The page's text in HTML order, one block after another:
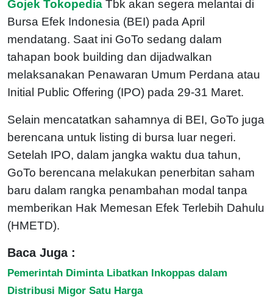
Gojek Tokopedia Tbk akan segera melantai di
Bursa Efek Indonesia (BEI) pada April
mendatang. Saat ini GoTo sedang dalam
tahapan book building dan dijadwalkan
melaksanakan Penawaran Umum Perdana atau
Initial Public Offering (IPO) pada 29-31 Maret.
Selain mencatatkan sahamnya di BEI, GoTo juga
berencana untuk listing di bursa luar negeri.
Setelah IPO, dalam jangka waktu dua tahun,
GoTo berencana melakukan penerbitan saham
baru dalam rangka penambahan modal tanpa
memberikan Hak Memesan Efek Terlebih Dahulu
(HMETD).
Baca Juga :
Pemerintah Diminta Libatkan Inkoppas dalam
Distribusi Migor Satu Harga